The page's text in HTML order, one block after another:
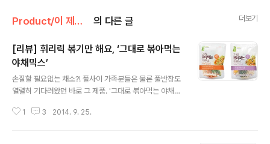
Product/이 제품 꼼꼼 리뷰 의 다른 글 더보기
[리뷰] 휘리릭 볶기만 해요, ‘그대로 볶아먹는
야채믹스’
손질할 필요없는 채소?! 풀사이 가족분들은 물론 풀반장도
열렬히 기다려왔던 바로 그 제품. '그대로 볶아먹는 야채믹
더 많이 가게 되는 채소 손질! 껍질을 씻고 까고 자르고 썰
1 3 2014. 9. 25.